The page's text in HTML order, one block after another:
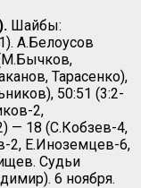
Шайбы:
А.Белоусов
Тарасенко),
50:51 (3:2-
2,
— 18 (С.Кобзев-4,
2, Е.Иноземцев-6,
Судьи
6 ноября.